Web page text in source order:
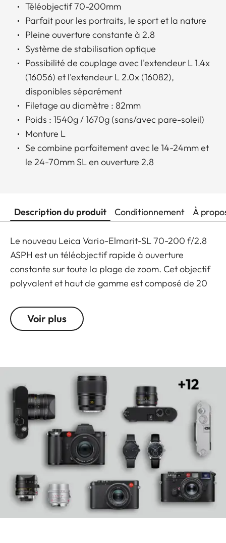
Téléobjectif 70-200mm
Parfait pour les portraits, le sport et la nature
Pleine ouverture constante à 2.8
Système de stabilisation optique
Possibilité de couplage avec l'extendeur L 1.4x
(16056) et l'extendeur L 2.0x (16082),
disponibles séparément
Filetage au diamètre : 82mm
Poids : 1540g / 1670g (sans/avec pare-soleil)
Monture L
Se combine parfaitement avec le 14-24mm et
le 24-70mm SL en ouverture 2.8
Description du produit Conditionnement À
Le nouveau Leica Vario-Elmarit-SL 70-200 f/2.8
ASPH est un téléobjectif rapide à ouverture
constante sur toute la plage de zoom. Cet objectif
polyvalent et haut de gamme est composé de 20
asphériques, ce qui garantit une excellente qualité
d'image. Sa conception et sa qualité d'image
de nature et d'événements.
Troisième zoom avec une ouverture de 2.8, le
nouveau Vario-Elmarit-SL 70-200 f/2.8 ASPH.
forme avec le Super-Vario-Elmarit-SL 14-24 f/2.8
ASPH. (11194) et le Vario-Elmarit-SL 24-70 f/2.8
ASPH. (11189) une puissante série trinitaire pour le
système Leica SL. Cette série permet de
photographier et de filmer avec une ouverture
continue sur toute la plage de focales, de l'ultra
grand-angle 14 mm au téléobjectif 200 mm.
Voir plus